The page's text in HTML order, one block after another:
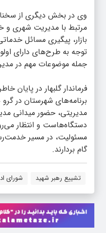
وی در بخش دیگری از
مرتبط با مدیریت شهری و
بازار، پیگیری مسائل
توجه به طرح‌های دارای
جمله موضوعات مهم در
فرماندار گلبهار در پایان
برنامه‌های شهرستان در
مدیریتی، حضور میدانی
دستگاه‌هاست و انتظار
مسئولیت، در مسیر
گام بردارند.
تشییع رهبر شهید شورای